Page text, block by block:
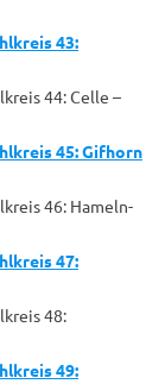
43:
44: Celle –
45: Gifhorn
46: Hameln-
47:
48:
49: